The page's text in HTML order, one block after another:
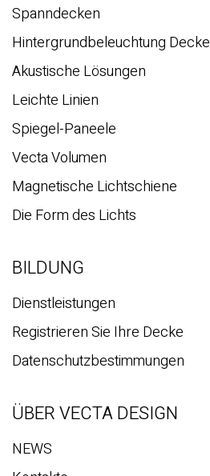
Spanndecken
Hintergrundbeleuchtung Decke
Akustische Lösungen
Leichte Linien
Spiegel-Paneele
Vecta Volumen
Magnetische Lichtschiene
Die Form des Lichts
BILDUNG
Dienstleistungen
Registrieren Sie Ihre Decke
Datenschutzbestimmungen
ÜBER VECTA DESIGN
NEWS